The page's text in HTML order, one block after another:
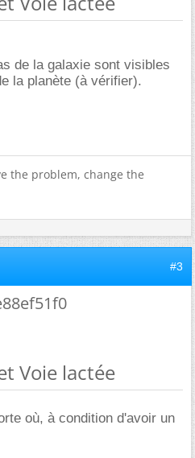
de la galaxie sont visibles
la planète (à vérifier).
the problem, change the
#3
Voie lactée
où, à condition d'avoir un